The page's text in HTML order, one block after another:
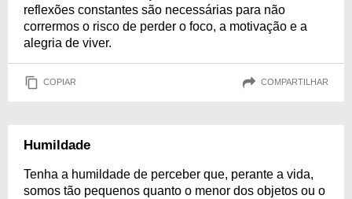
reflexões constantes são necessárias para não
corrermos o risco de perder o foco, a motivação e a
alegria de viver.
COPIAR COMPARTILHAR
Humildade
Tenha a humildade de perceber que, perante a vida,
somos tão pequenos quanto o menor dos objetos ou o